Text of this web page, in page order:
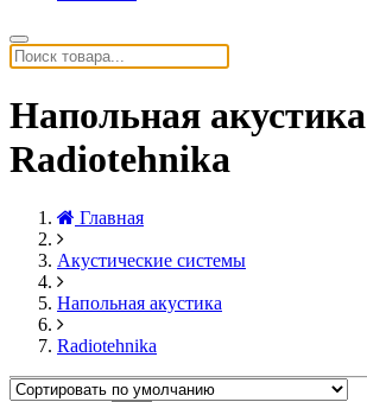
Напольная акустика
Radiotehnika
Главная
Акустические системы
Напольная акустика
Radiotehnika